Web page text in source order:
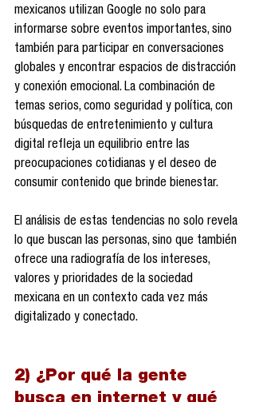
mexicanos utilizan Google no solo para
informarse sobre eventos importantes, sino
también para participar en conversaciones
globales y encontrar espacios de distracción
y conexión emocional. La combinación de
temas serios, como seguridad y política, con
búsquedas de entretenimiento y cultura
digital refleja un equilibrio entre las
preocupaciones cotidianas y el deseo de
consumir contenido que brinde bienestar.
El análisis de estas tendencias no solo revela
lo que buscan las personas, sino que también
ofrece una radiografía de los intereses,
valores y prioridades de la sociedad
mexicana en un contexto cada vez más
digitalizado y conectado.
2) ¿Por qué la gente